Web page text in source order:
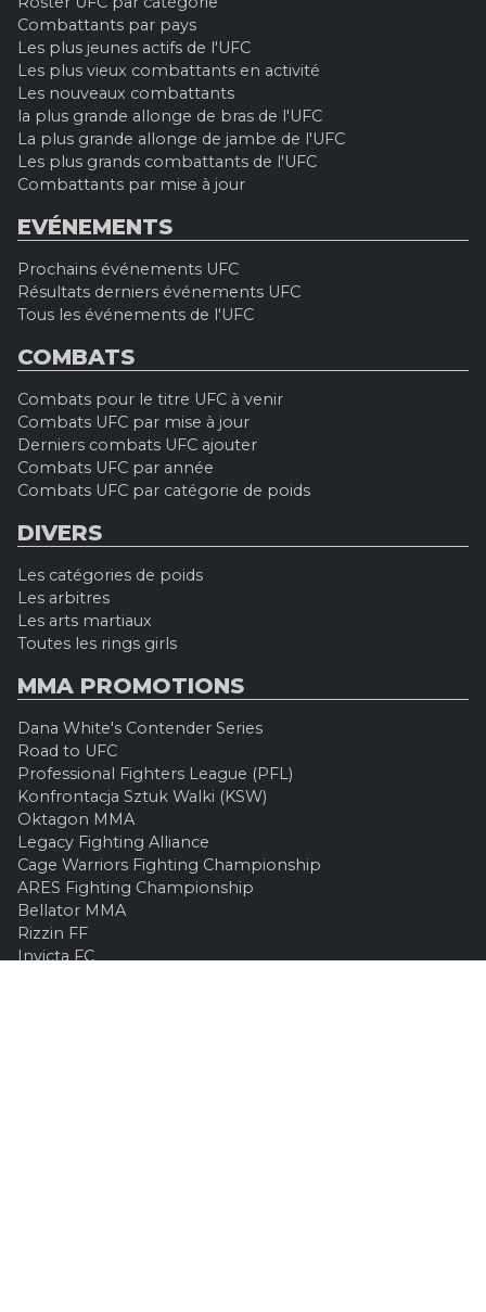
Combattants par pays
Les plus jeunes actifs de l'UFC
Les plus vieux combattants en activité
Les nouveaux combattants
la plus grande allonge de bras de l'UFC
La plus grande allonge de jambe de l'UFC
Les plus grands combattants de l'UFC
Combattants par mise à jour
EVÉNEMENTS
Prochains événements UFC
Résultats derniers événements UFC
Tous les événements de l'UFC
COMBATS
Combats pour le titre UFC à venir
Combats UFC par mise à jour
Derniers combats UFC ajouter
Combats UFC par année
Combats UFC par catégorie de poids
DIVERS
Les catégories de poids
Les arbitres
Les arts martiaux
Toutes les rings girls
MMA PROMOTIONS
Dana White's Contender Series
Road to UFC
Professional Fighters League (PFL)
Konfrontacja Sztuk Walki (KSW)
Oktagon MMA
Legacy Fighting Alliance
Cage Warriors Fighting Championship
ARES Fighting Championship
Bellator MMA
Rizzin FF
Invicta FC